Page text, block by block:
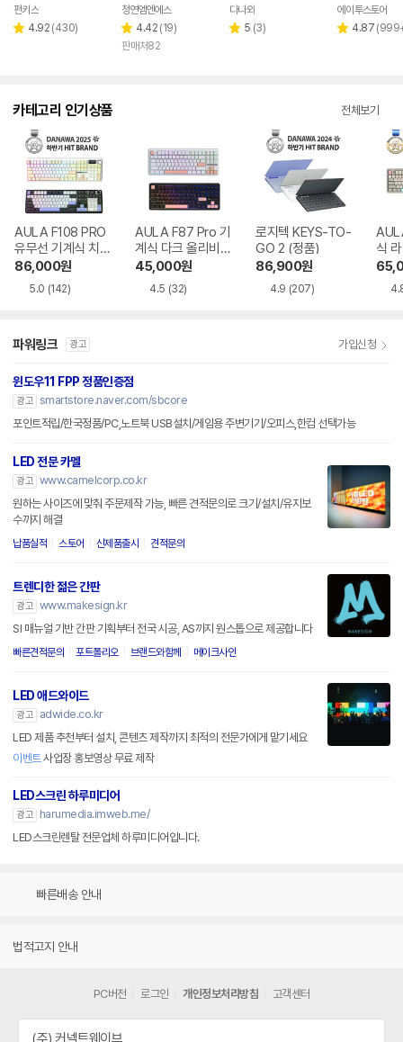
페이
펀키스
별 4.92 리
(430)
청연엠엔에스
별
점
4.42 리
뷰
(19)
판매처82
페이
다나와
별 5 리
(3)
에이투스토어
별 4.87 리
(
카테고리 인기상품 전체보기
AULA F108 PRO
유무선 기계식 치즈
화이트 한글
86,000원
5.0 (142)
AULA F87 Pro 기
계식 다크 올리비아
한글
45,000원
4.5 (32)
로지텍 KEYS-TO-
GO 2 (정품)
86,900원
4.9 (207)
식
파워링크 광고 가입신청
윈도우11 FPP 정품인증점
광고 smartstore.naver.com/sbcore
포인트적립/한국정품/PC,노트북 USB설치/게임용 주변기기/오피스,한컴 선택가능
LED 전문 카멜
광고 www.camelcorp.co.kr
원하는 사이즈에 맞춰 주문제작 가능, 빠른 견적문의로 크기/설치/유지보
수까지 해결
납품실적 스토어 신제품출시 견적문의
트렌디한 젊은 간판
광고 www.makesign.kr
SI 매뉴얼 기반 간판 기획부터 전국 시공, AS까지 원스톱으로 제공합니다
빠른견적문의 포트폴리오 브랜드와함께 메이크사인
LED 애드와이드
광고
adwide.co.kr
LED 제품 추천부터 설치, 콘텐츠 제작까지 최적의 전문가에게 맡기세요
이벤트사업장 홍보영상 무료 제작
LED스크린 하루미디어
광고
harumedia.imweb.me/
LED스크린렌탈 전문업체 하루미디어입니다.
빠른배송 안내
법적고지 안내
PC버전 로그인 개인정보처리방침 고객센터
(주) 커넥트웨이브